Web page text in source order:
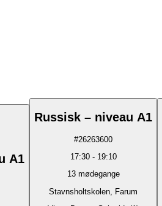
A1
Russisk – niveau A1
#26263600
17:30- 19:10
13 mødegange
Stavnsholtskolen, Farum